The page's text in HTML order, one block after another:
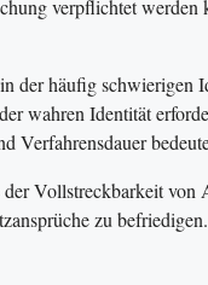
verpflichtet werden
der häufig
wahren Identität
Verfahrensdauer
Vollstreckbarkeit von
zu